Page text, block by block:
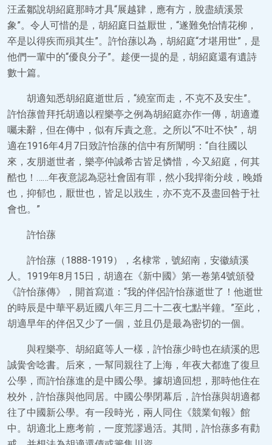
汪孟鄒說胡紹庭那時才具“展越肄，應有方，脫盡績溪景
象”。令人可惜的是，胡紹庭日益厭世，“遂難免怡情花柳，
卒是以得疾而殞其生”。許怡蓀以為，胡紹庭“才堪用世”，是
他們一輩中的“優良分子”。趁便一提的是，胡紹庭還有遺詩
數十篇。
胡適知悉胡紹庭逝世后，“繞室而走，不克不及安生”。
許怡蓀曾拜托胡適以程樂亭之例為胡紹庭亦作一傳，胡適遵
囑未辭，但在傳中，似有斥責之意。之所以“不吐不快”，胡
適在1916年4月7日致許怡蓀的信中有所闡明：“自往國以
來，友朋逝世者，樂亭仲誠希古皆足憐惜，今又紹庭，何其
酷也！……年夜意認為惡社會固有罪，然小我捍衛分歧，晚婚
也，抑郁也，厭世也，皆足以戕生，亦不克不及盡回咎于社
會也。”
許怡蓀
許怡蓀（1888-1919），名棣常，號紹南，安徽績溪
人。1919年8月15日，胡適在《新中國》第一卷第4號頒發
《許怡蓀傳》，開首寫道：“我的伴侶許怡蓀逝世了！他逝世
的時辰是中華平易近國八年三月二十二夜七點半鐘。”至此，
胡適早年的伴侶又少了一個，並且仍是最為密切的一個。
與程樂亭、胡紹庭等人一樣，許怡蓀少時也在績溪的思
誠黌舍唸書。后來，一幫同親往了上海，年夜大都進了復旦
公學，而許怡蓀進的是中國公學。據胡適回想，那時他住在
校外，許怡蓀與他同居。中國公學閉幕后，許怡蓀與胡適都
往了中國新公學。有一段時光，兩人同住《競業旬報》館
中。胡適北上應考前，一度荒謬過活。其間，許怡蓀多有勸